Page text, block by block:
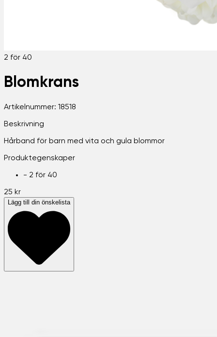
2 för 40
Blomkrans
Artikelnummer: 18518
Beskrivning
Hårband för barn med vita och gula blommor
Produktegenskaper
- 2 för 40
25 kr
Lägg till din önskelista